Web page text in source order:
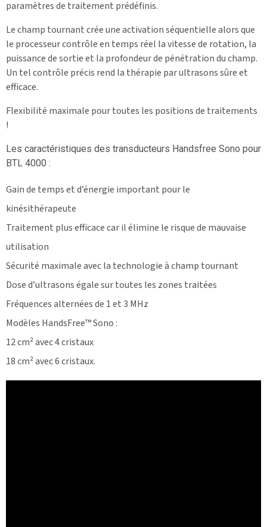
paramètres de traitement prédéfinis.
Le champ tournant crée une activation séquentielle alors que
le processeur contrôle en temps réel la vitesse de rotation, la
puissance de sortie et la profondeur de pénétration du champ.
Un tel contrôle précis rend la thérapie par ultrasons sûre et
efficace.
Flexibilité maximale pour toutes les positions de traitements
!
Les caractéristiques des transducteurs Handsfree Sono pour
BTL 4000 :
Gain de temps et d’énergie important pour le
kinésithérapeute
Traitement plus efficace car il élimine le risque de mauvaise
utilisation
Sécurité maximale avec la technologie à champ tournant
Dose d’ultrasons égale sur toutes les zones traitées
Fréquences alternées de 1 et 3 MHz
Modèles HandsFree™ Sono :
12 cm² avec 4 cristaux
18 cm² avec 6 cristaux.